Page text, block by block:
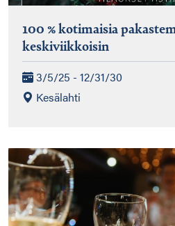
100 % kotimaisia
keskiviikkoisin
3/5/25 - 12/31/30
Kesälahti